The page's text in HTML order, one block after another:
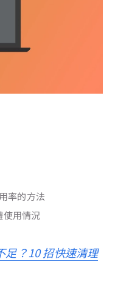
率的方法
使用情況
足？10 招快速清理